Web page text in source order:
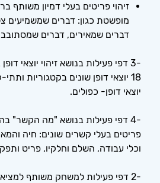
זיהוי פריטים בעלי דמיון משותף
מופשטת כגון: דברים שמשמיעים
דברים שמאירים, דברים
-3 דפי פעילות בנושא זיהוי יוצאי
18 יוצאי דופן שונים בקטגוריות
יוצאי דופן- כפולים.
-4 דפי פעילות בנושא "מה הקשר"
פריטים בעלי קשרים שונים: חיה
וכלי עבודה, השלם וחלקיו, פריט
-2 דפי פעילות למשחק משותף